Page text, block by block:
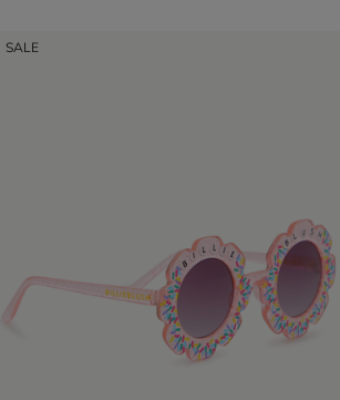
SALE